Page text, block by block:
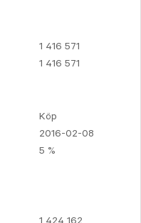
1 416 571
1 416 571
Köp
2016-02-08
5 %